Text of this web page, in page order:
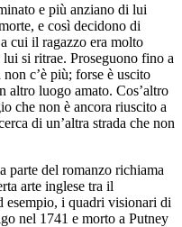
e più anziano di lui
e così decidono di
cui il ragazzo era molto
si ritrae. Proseguono fino a
c’è più; forse è uscito
altro luogo amato. Cos’altro
che non è ancora riuscito a
di un’altra strada che non
parte del romanzo richiama
arte inglese tra il
esempio, i quadri visionari di
nel 1741 e morto a Putney